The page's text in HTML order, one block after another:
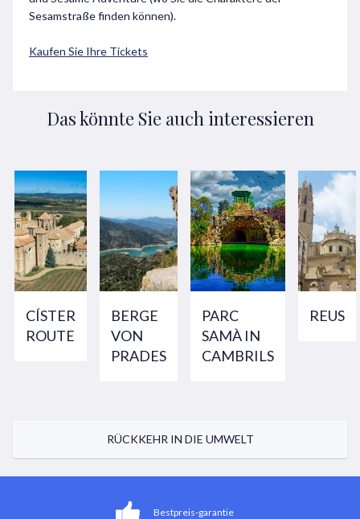
Sesamstraße finden können).
Kaufen Sie Ihre Tickets
Das könnte Sie auch interessieren
CÍSTER
ROUTE
BERGE
VON
PRADES
PARC
SAMÀ IN
CAMBRILS
REUS
RÜCKKEHR IN DIE UMWELT
Bestpreis-garantie